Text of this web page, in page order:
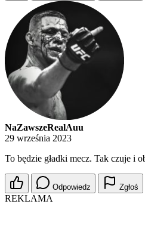
NaZawszeRealAuu
29 września 2023
To będzie gładki mecz. Tak czuje i
Odpowiedz Zgłoś
REKLAMA